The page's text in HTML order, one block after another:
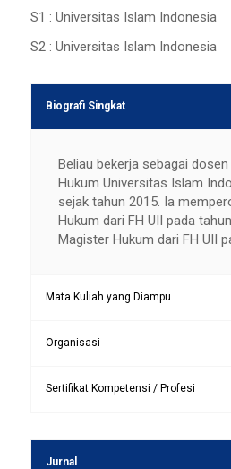
S1 : Universitas Islam Indonesia
S2 : Universitas Islam Indonesia
Biografi Singkat
Beliau bekerja sebagai
Hukum Universitas Islam
sejak tahun 2015. Ia
Hukum dari FH UII pada
Magister Hukum dari FH UII
Mata Kuliah yang Diampu
Organisasi
Sertifikat Kompetensi / Profesi
Jurnal